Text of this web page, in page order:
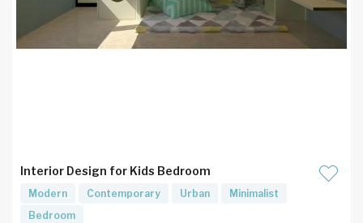
Interior Design for Kids Bedroom
Modern Contemporary Urban
Minimalist
Bedroom